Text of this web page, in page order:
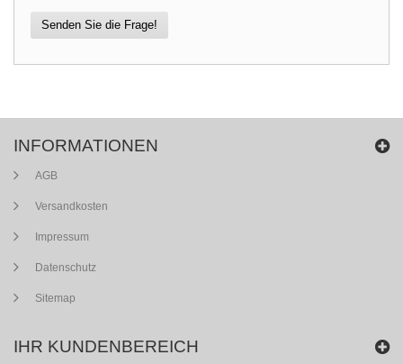
Senden Sie die Frage!
INFORMATIONEN
AGB
Versandkosten
Impressum
Datenschutz
Sitemap
IHR KUNDENBEREICH